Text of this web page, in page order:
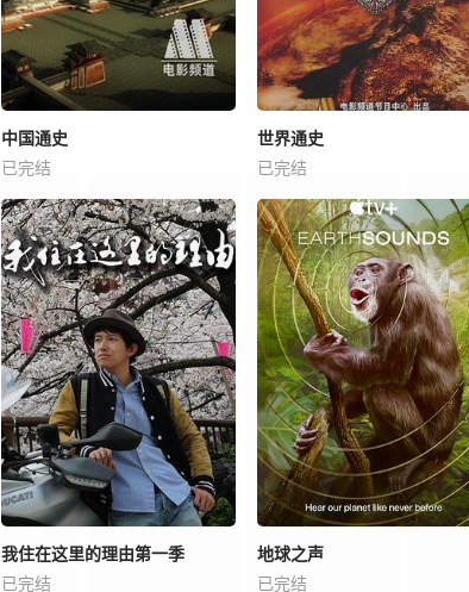
中国通史
已完结
世界通史
已完结
我住在这里的理由第一季
已完结
地球之声
已完结